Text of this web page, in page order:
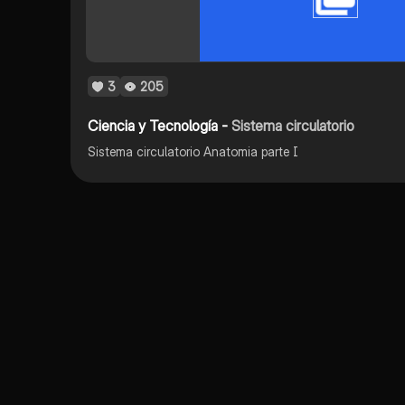
3 205
Ciencia y Tecnología -Sistema circulatorio
Sistema circulatorio Anatomia parte I